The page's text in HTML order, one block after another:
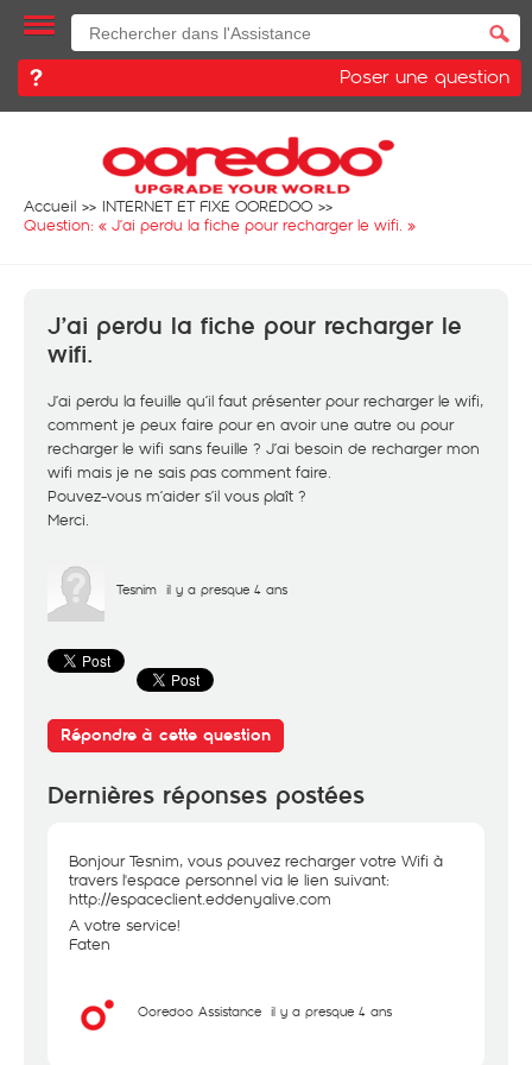
Poser une question
Accueil
INTERNET ET FIXE OOREDOO
Question: « J’ai perdu la fiche pour recharger le wifi. »
J’ai perdu la fiche pour recharger le
wifi.
J’ai perdu la feuille qu’il faut présenter pour recharger le wifi,
comment je peux faire pour en avoir une autre ou pour
recharger le wifi sans feuille ? J’ai besoin de recharger mon
wifi mais je ne sais pas comment faire.
Pouvez-vous m’aider s’il vous plaît ?
Merci.
Tesnim il y a presque 4 ans
Répondre à cette question
Dernières réponses postées
Bonjour Tesnim, vous pouvez recharger votre Wifi à
travers l'espace personnel via le lien suivant:
http://espaceclient.eddenyalive.com
A votre service!
Faten
Ooredoo Assistance il y a presque 4 ans